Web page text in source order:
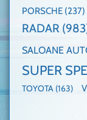
PORSCHE (237)
RADAR
SALOANE
SUPER
TOYOTA (163)